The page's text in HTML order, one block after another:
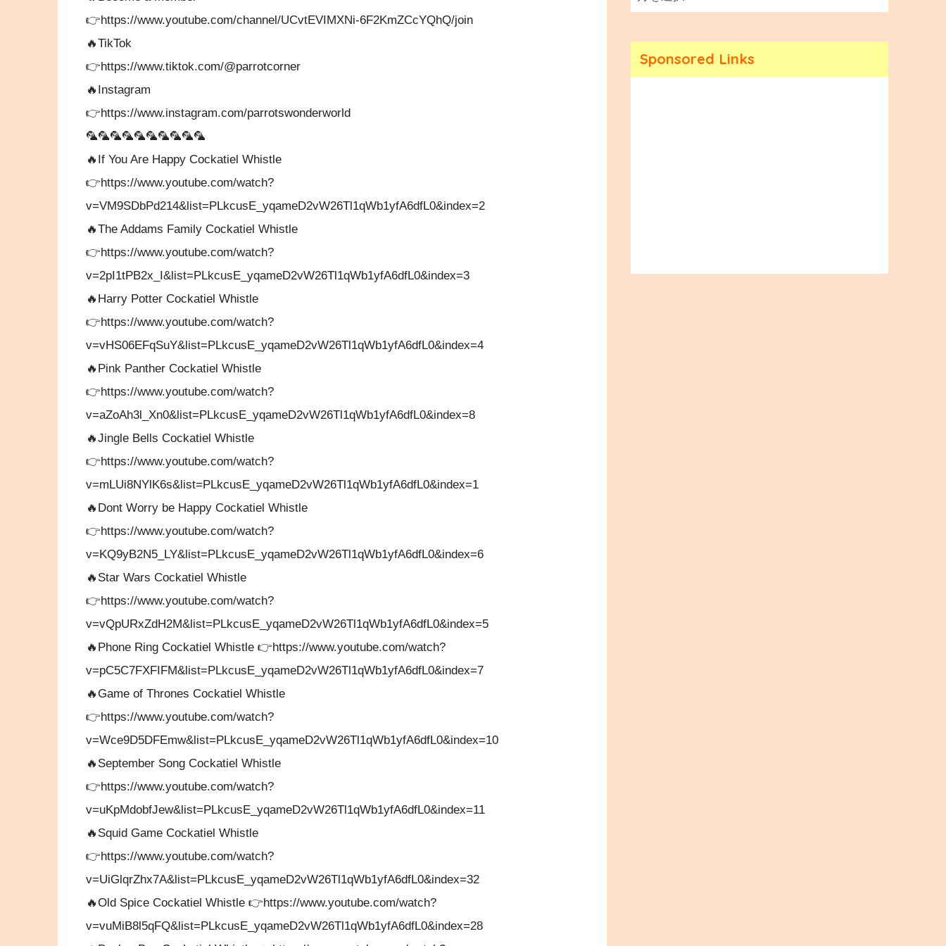
👉https://www.youtube.com/channel/UCvtEVIMXNi-6F2KmZCcYQhQ/join
🔥TikTok
👉https://www.tiktok.com/@parrotcorner
🔥Instagram
👉https://www.instagram.com/parrotswonderworld
🦜🦜🦜🦜🦜🦜🦜🦜🦜🦜
🔥If You Are Happy Cockatiel Whistle
👉https://www.youtube.com/watch?
v=VM9SDbPd214&list=PLkcusE_yqameD2vW26Tl1qWb1yfA6dfL0&index=2
🔥The Addams Family Cockatiel Whistle
👉https://www.youtube.com/watch?
v=2pI1tPB2x_I&list=PLkcusE_yqameD2vW26Tl1qWb1yfA6dfL0&index=3
🔥Harry Potter Cockatiel Whistle
👉https://www.youtube.com/watch?
v=vHS06EFqSuY&list=PLkcusE_yqameD2vW26Tl1qWb1yfA6dfL0&index=4
🔥Pink Panther Cockatiel Whistle
👉https://www.youtube.com/watch?
v=aZoAh3l_Xn0&list=PLkcusE_yqameD2vW26Tl1qWb1yfA6dfL0&index=8
🔥Jingle Bells Cockatiel Whistle
👉https://www.youtube.com/watch?
v=mLUi8NYlK6s&list=PLkcusE_yqameD2vW26Tl1qWb1yfA6dfL0&index=1
🔥Dont Worry be Happy Cockatiel Whistle
👉https://www.youtube.com/watch?
v=KQ9yB2N5_LY&list=PLkcusE_yqameD2vW26Tl1qWb1yfA6dfL0&index=6
🔥Star Wars Cockatiel Whistle
👉https://www.youtube.com/watch?
v=vQpURxZdH2M&list=PLkcusE_yqameD2vW26Tl1qWb1yfA6dfL0&index=5
🔥Phone Ring Cockatiel Whistle 👉https://www.youtube.com/watch?
v=pC5C7FXFIFM&list=PLkcusE_yqameD2vW26Tl1qWb1yfA6dfL0&index=7
🔥Game of Thrones Cockatiel Whistle
👉https://www.youtube.com/watch?
v=Wce9D5DFEmw&list=PLkcusE_yqameD2vW26Tl1qWb1yfA6dfL0&index=10
🔥September Song Cockatiel Whistle
👉https://www.youtube.com/watch?
v=uKpMdobfJew&list=PLkcusE_yqameD2vW26Tl1qWb1yfA6dfL0&index=11
🔥Squid Game Cockatiel Whistle
👉https://www.youtube.com/watch?
v=UiGlqrZhx7A&list=PLkcusE_yqameD2vW26Tl1qWb1yfA6dfL0&index=32
🔥Old Spice Cockatiel Whistle 👉https://www.youtube.com/watch?
v=vuMiB8l5qFQ&list=PLkcusE_yqameD2vW26Tl1qWb1yfA6dfL0&index=28
Sponsored Links